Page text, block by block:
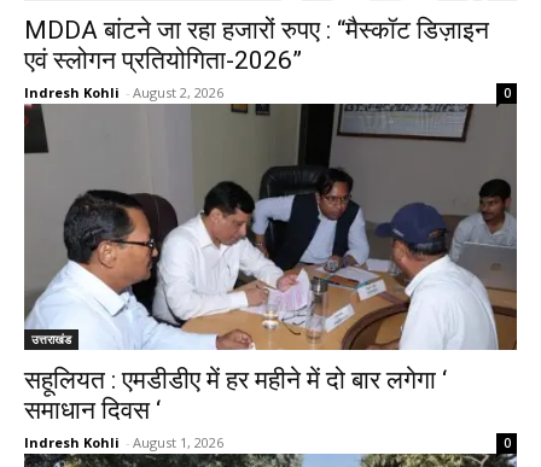
MDDA बांटने जा रहा हजारों रुपए : “मैस्कॉट डिज़ाइन
एवं स्लोगन प्रतियोगिता-2026”
Indresh Kohli - August 2, 2026 0
उत्तराखंड
सहूलियत : एमडीडीए में हर महीने में दो बार लगेगा ‘
समाधान दिवस ‘
Indresh Kohli - August 1, 2026 0